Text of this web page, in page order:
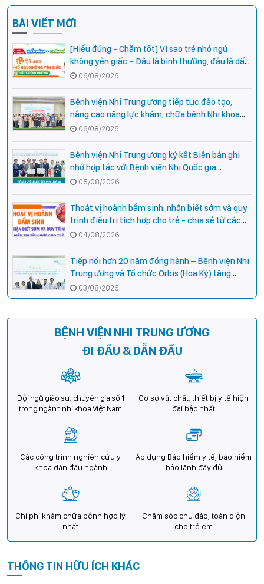
BÀI VIẾT MỚI
[Hiểu đúng - Chăm tốt] Vì sao trẻ nhỏ ngủ
không yên giấc - Đâu là bình thường, đâu là dấu
hiệu cần đi khám ngay?
06/08/2026
Bệnh viện Nhi Trung ương tiếp tục đào tạo,
nâng cao năng lực khám, chữa bệnh Nhi khoa
cho cán bộ y tế tại các tỉnh miền núi phía Bắc
06/08/2026
Bệnh viện Nhi Trung ương ký kết Biên bản ghi
nhớ hợp tác với Bệnh viện Nhi Quốc gia
Campuchia
05/08/2026
Thoát vị hoành bẩm sinh: nhận biết sớm và quy
trình điều trị tích hợp cho trẻ - chia sẻ từ các
chuyên gia hàng đầu của Bệnh Viện Nhi Trung
ương
04/08/2026
Tiếp nối hơn 20 năm đồng hành – Bệnh viện Nhi
Trung ương và Tổ chức Orbis (Hoa Kỳ) tăng
cường hợp tác, mở rộng cơ hội bảo vệ thị lực
cho trẻ em Việt Nam
03/08/2026
BỆNH VIỆN NHI TRUNG ƯƠNG
ĐI ĐẦU & DẪN ĐẦU
Đội ngũ giáo sư, chuyên gia số 1
trong ngành nhi khoa Việt Nam
Cơ sở vật chất, thiết bị y tế hiện
đại bậc nhất
Các công trình nghiên cứu y
khoa dẫn đầu ngành
Áp dụng Bảo hiểm y tế, bảo hiểm
bảo lãnh đầy đủ
Chi phí khám chữa bệnh hợp lý
nhất
Chăm sóc chu đáo, toàn diện
cho trẻ em
THÔNG TIN HỮU ÍCH KHÁC